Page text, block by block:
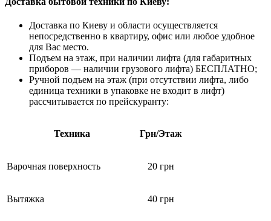
Доставка по Киеву и области осуществляется
непосредственно в квартиру, офис или любое удобное
для Вас место.
Подъем на этаж, при наличии лифта (для габаритных
приборов — наличии грузового лифта) БЕСПЛАТНО;
Ручной подъем на этаж (при отсутствии лифта, либо
единица техники в упаковке не входит в лифт)
рассчитывается по прейскуранту:
Техника Грн/Этаж
Варочная поверхность 20 грн
Вытяжка 40 грн